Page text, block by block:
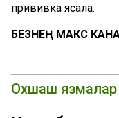
прививка ясала.
БЕЗНЕҢ МАКС
Охшаш язмалар